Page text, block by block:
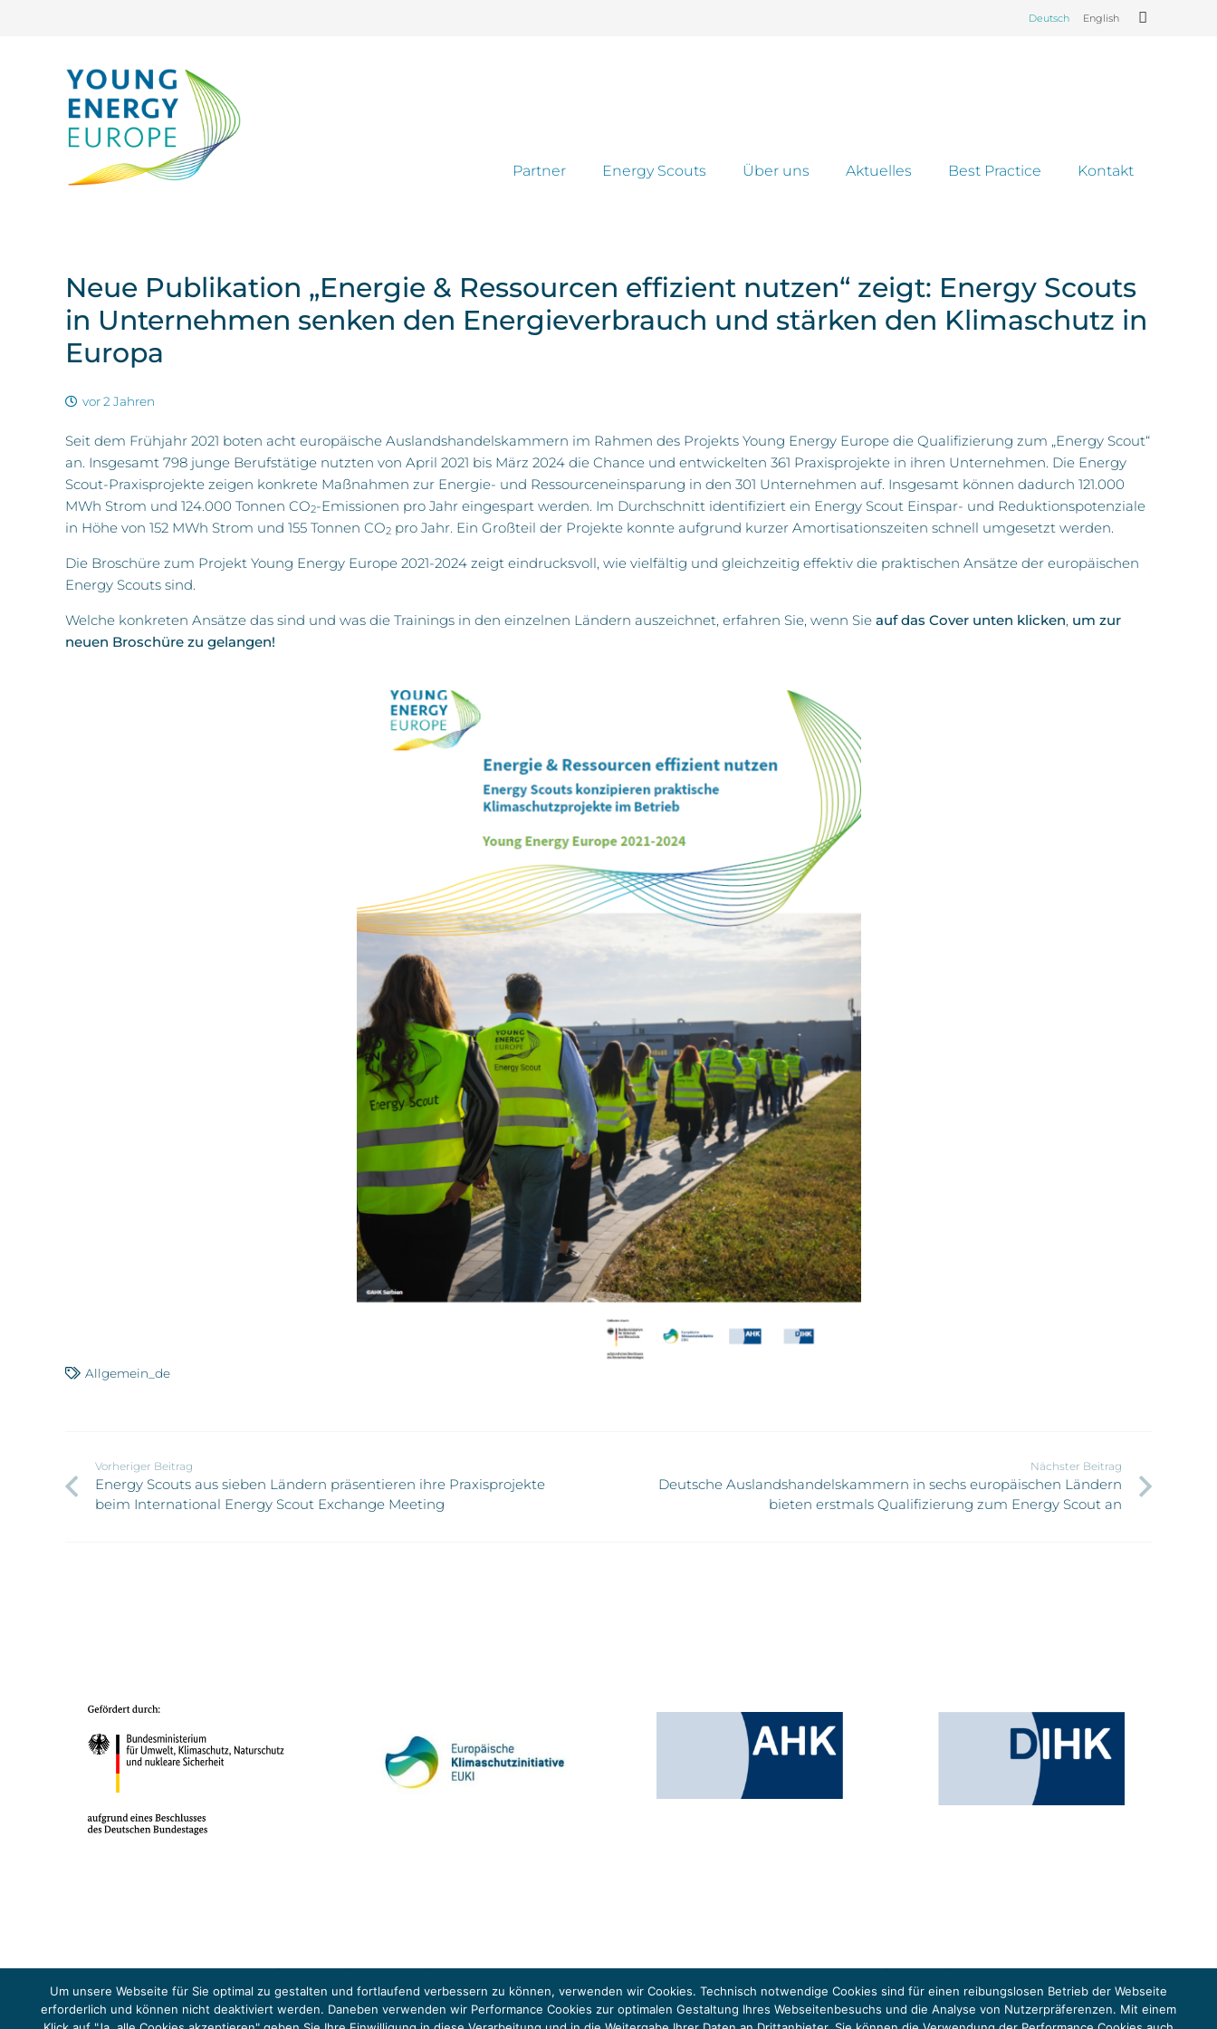
Deutsch English
Partner Energy Scouts Über uns Aktuelles Best Practice Kontakt
Neue Publikation „Energie & Ressourcen effizient nutzen“ zeigt: Energy Scouts
in Unternehmen senken den Energieverbrauch und stärken den Klimaschutz in
Europa
vor 2 Jahren
Seit dem Frühjahr 2021 boten acht europäische Auslandshandelskammern im Rahmen des Projekts Young Energy Europe die Qualifizierung zum „Energy Scout“
an. Insgesamt 798 junge Berufstätige nutzten von April 2021 bis März 2024 die Chance und entwickelten 361 Praxisprojekte in ihren Unternehmen. Die Energy
Scout-Praxisprojekte zeigen konkrete Maßnahmen zur Energie- und Ressourceneinsparung in den 301 Unternehmen auf. Insgesamt können dadurch 121.000
MWh Strom und 124.000 Tonnen CO2-Emissionen pro Jahr eingespart werden. Im Durchschnitt identifiziert ein Energy Scout Einspar- und Reduktionspotenziale
in Höhe von 152 MWh Strom und 155 Tonnen CO2 pro Jahr. Ein Großteil der Projekte konnte aufgrund kurzer Amortisationszeiten schnell umgesetzt werden.
Die Broschüre zum Projekt Young Energy Europe 2021-2024 zeigt eindrucksvoll, wie vielfältig und gleichzeitig effektiv die praktischen Ansätze der europäischen
Energy Scouts sind.
Welche konkreten Ansätze das sind und was die Trainings in den einzelnen Ländern auszeichnet, erfahren Sie, wenn Sie auf das Cover unten klicken, um zur
neuen Broschüre zu gelangen!
Allgemein_de
Vorheriger Beitrag
Energy Scouts aus sieben Ländern präsentieren ihre Praxisprojekte
beim International Energy Scout Exchange Meeting
Nächster Beitrag
Deutsche Auslandshandelskammern in sechs europäischen Ländern
bieten erstmals Qualifizierung zum Energy Scout an
Das Projekt YOUNG ENERGY EUROPE wird gefördert durch die Europäische Klimaschutzinitiative (EUKI). Die EUKI ist ein Förderinstrument des deutschen Bundesministeriums für Umwelt, Klimaschutz, Naturschutz und nukleare
Abkommens voranzutreiben.
Um unsere Webseite für Sie optimal zu gestalten und fortlaufend verbessern zu können, verwenden wir Cookies. Technisch notwendige Cookies sind für einen reibungslosen Betrieb der Webseite
erforderlich und können nicht deaktiviert werden. Daneben verwenden wir Performance Cookies zur optimalen Gestaltung Ihres Webseitenbesuchs und die Analyse von Nutzerpräferenzen. Mit einem